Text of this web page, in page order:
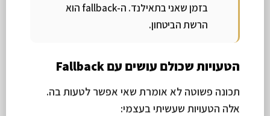
בזמן שאני בתאילנד. ה-fallback הוא
הרשת הביטחון.
הטעויות שכולם עושים עם Fallback
תכונה פשוטה לא אומרת שאי אפשר לטעות בה.
אלה הטעויות שעשיתי בעצמי: